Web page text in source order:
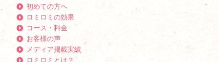
初めての方へ
ロミロミの効果
コース・料金
お客様の声
メディア掲載実績
ロミロミとは？